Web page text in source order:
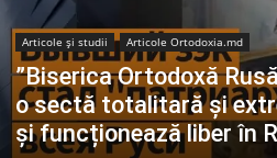
Articole şi studii Articole Ortodoxia.md
”Biserica Ortodoxă
o sectă totalitară și
și funcționează liber în